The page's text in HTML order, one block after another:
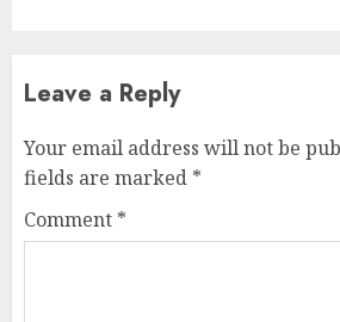
Leave a Reply
Your email address will not be
fields are marked *
Comment *